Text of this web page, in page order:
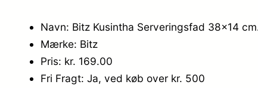
Navn: Bitz Kusintha Serveringsfad 38×14
Mærke: Bitz
Pris: kr. 169.00
Fri Fragt: Ja, ved køb over kr. 500